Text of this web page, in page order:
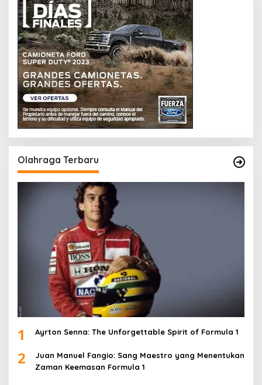
Olahraga Terbaru
1 Ayrton Senna: The Unforgettable Spirit of Formula 1
2
Juan Manuel Fangio: Sang Maestro yang Menentukan
Zaman Keemasan Formula 1